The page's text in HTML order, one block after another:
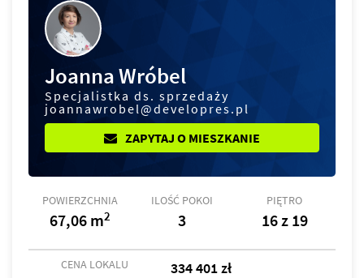
Joanna Wróbel
Specjalistka ds. sprzedaży
joannawrobel@developres.pl
ZAPYTAJ O MIESZKANIE
POWIERZCHNIA
67,06 m2
ILOŚĆ POKOI
3
PIĘTRO
16 z 19
CENA LOKALU 334 401 zł